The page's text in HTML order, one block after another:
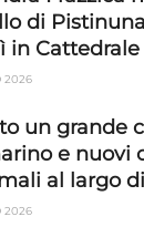
e contenuto,
le scelte sulla
di
in Cattedrale
2026
un grande
e nuovi
al largo
2026